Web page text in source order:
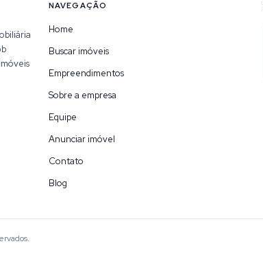
NAVEGAÇÃO
Home
Buscar imóveis
Empreendimentos
Sobre a empresa
Equipe
Anunciar imóvel
Contato
Blog